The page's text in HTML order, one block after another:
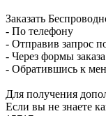
Заказать
- По телефону
- Отправив запрос
- Через формы заказа
- Обратившись к
Для получения
Если вы не знаете